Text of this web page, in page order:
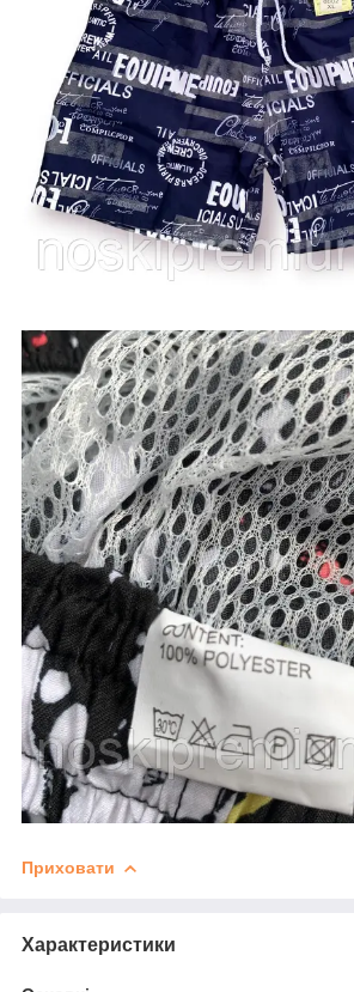
Приховати
Характеристики